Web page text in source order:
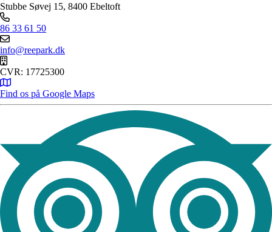
Stubbe Søvej 15, 8400 Ebeltoft
86 33 61 50
info@reepark.dk
CVR: 17725300
Find os på Google Maps